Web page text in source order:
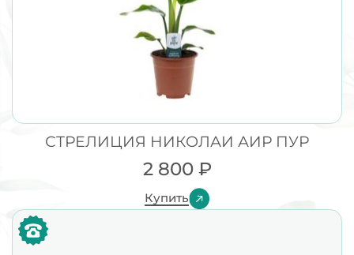
СТРЕЛИЦИЯ НИКОЛАИ АИР ПУР
2 800 ₽
Купить